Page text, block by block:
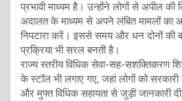
प्रभावी माध्यम है। उन्होंने लोगों से अपील
अदालत के माध्यम से अपने लंबित मामलों का
निपटारा करें। इससे समय और धन दोनों की
प्रक्रिया भी सरल बनती है।
राज्य स्तरीय विधिक सेवा-सह-सशक्तिकरण
के स्टॉल भी लगाए गए, जहां लोगों को
और मुफ्त विधिक सहायता से जुड़ी जानकारी